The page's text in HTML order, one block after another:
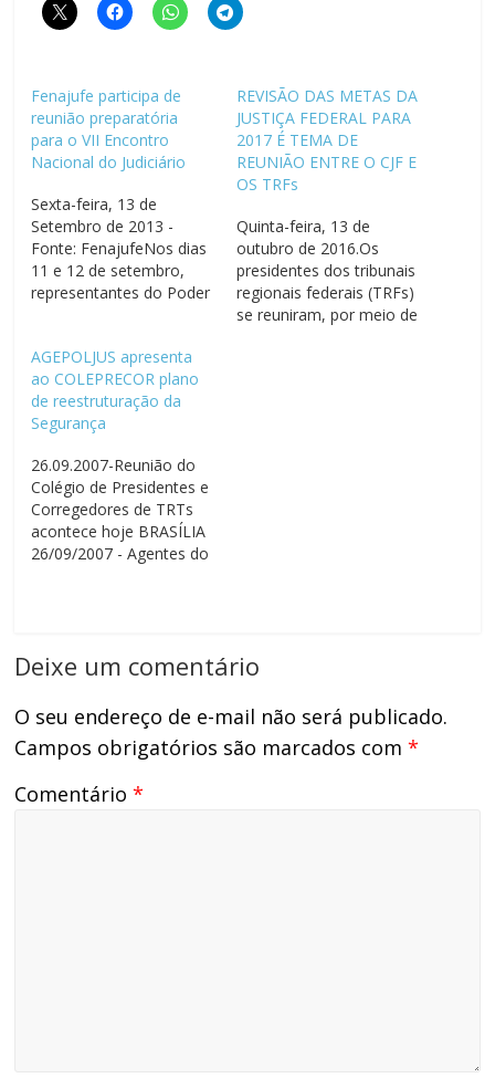
Fenajufe participa de
reunião preparatória
para o VII Encontro
Nacional do Judiciário
Sexta-feira, 13 de
Setembro de 2013 -
Fonte: FenajufeNos dias
11 e 12 de setembro,
representantes do Poder
federal, estiveram
reunidos no auditório do
TST, em Brasília,
participando da Reunião
Encontro Nacional do
Poder Judiciário que vai
acontecer nos dias…
REVISÃO DAS METAS DA
JUSTIÇA FEDERAL PARA
2017 É TEMA DE
REUNIÃO ENTRE O CJF E
OS TRFs
Quinta-feira, 13 de
outubro de 2016.Os
presidentes dos tribunais
regionais federais (TRFs)
se reuniram, por meio de
AGEPOLJUS apresenta
ao COLEPRECOR plano
de reestruturação da
Segurança
26.09.2007-Reunião do
Colégio de Presidentes e
Corregedores de TRTs
acontece hoje BRASÍLIA
26/09/2007 - Agentes do
Corregedores de TRTs
quarta-feira. Os agentes
farão apresentação de
um plano de
Deixe um comentário
O seu endereço de e-mail não será publicado.
Campos obrigatórios são marcados com*
Comentário*